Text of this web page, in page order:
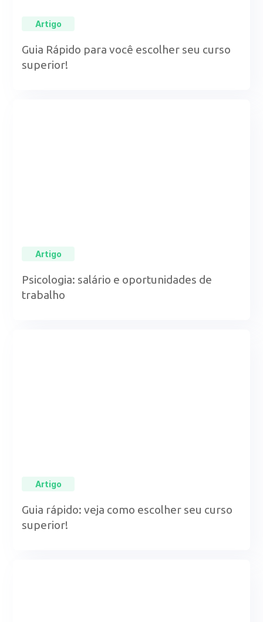
Artigo
Guia Rápido para você escolher seu curso
superior!
Artigo
Psicologia: salário e oportunidades de
trabalho
Artigo
Guia rápido: veja como escolher seu curso
superior!